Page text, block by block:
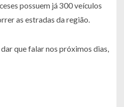
possuem já 300 veículos
as estradas da região.
que falar nos próximos dias,